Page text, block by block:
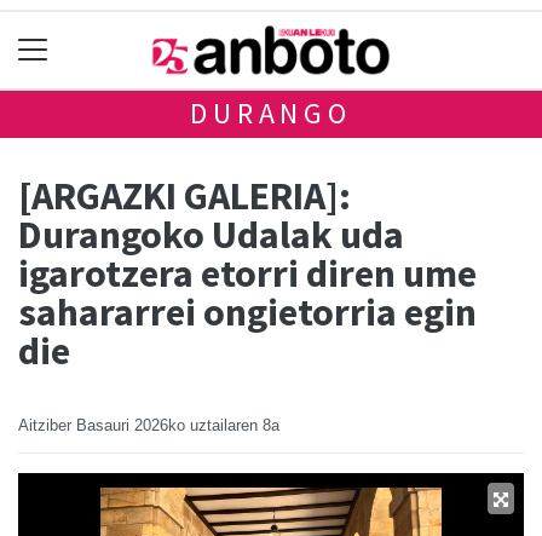
DURANGO
[ARGAZKI GALERIA]:
Durangoko Udalak uda
igarotzera etorri diren ume
sahararrei ongietorria egin
die
Aitziber Basauri 2026ko uztailaren 8a